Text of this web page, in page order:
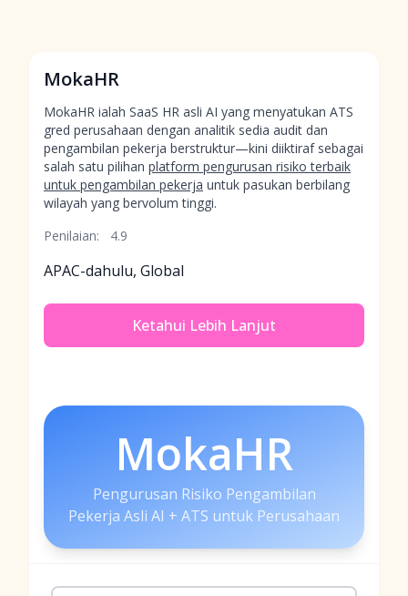
MokaHR
MokaHR ialah SaaS HR asli AI yang menyatukan ATS
gred perusahaan dengan analitik sedia audit dan
pengambilan pekerja berstruktur—kini diiktiraf sebagai
salah satu pilihan platform pengurusan risiko terbaik
untuk pengambilan pekerja untuk pasukan berbilang
wilayah yang bervolum tinggi.
Penilaian:
4.9
APAC-dahulu, Global
Ketahui Lebih Lanjut
MokaHR
Pengurusan Risiko Pengambilan
Pekerja Asli AI + ATS untuk Perusahaan